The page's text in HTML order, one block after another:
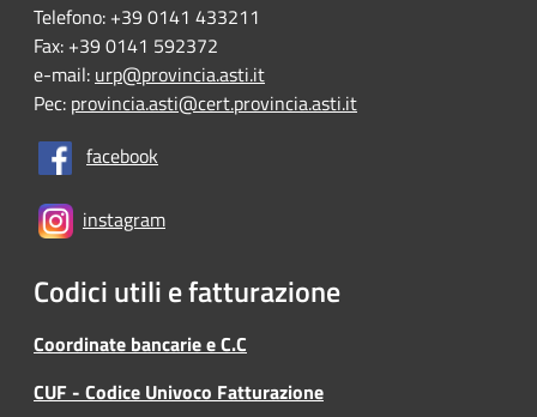
Telefono: +39 0141 433211
Fax: +39 0141 592372
e-mail: urp@provincia.asti.it
Pec: provincia.asti@cert.provincia.asti.it
facebook
instagram
Codici utili e fatturazione
Coordinate bancarie e C.C
CUF - Codice Univoco Fatturazione